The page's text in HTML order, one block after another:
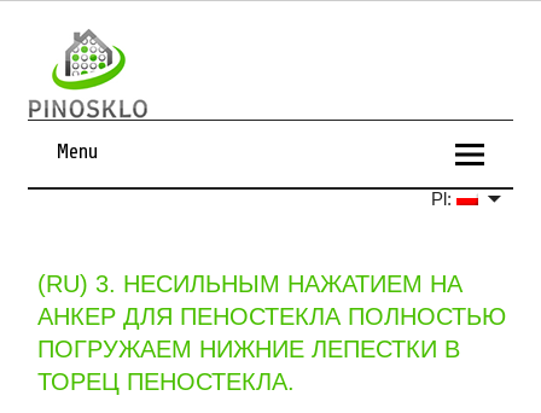
Menu
Pl:
(RU) 3. НЕСИЛЬНЫМ НАЖАТИЕМ НА
АНКЕР ДЛЯ ПЕНОСТЕКЛА ПОЛНОСТЬЮ
ПОГРУЖАЕМ НИЖНИЕ ЛЕПЕСТКИ В
ТОРЕЦ ПЕНОСТЕКЛА.